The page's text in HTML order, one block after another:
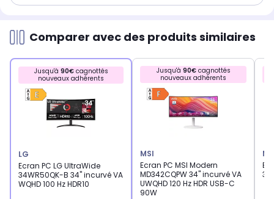
Comparer avec des produits similaires
Jusqu'à 90€cagnottés
nouveaux adhérents
LG
Ecran PC LG UltraWide
34WR50QK-B 34" incurvé VA
WQHD 100 Hz HDR10
Jusqu'à 90€cagnottés
nouveaux adhérents
MSI
Ecran PC MSI Modern
MD342CQPW 34" incurvé VA
UWQHD 120 Hz HDR USB-C
90W